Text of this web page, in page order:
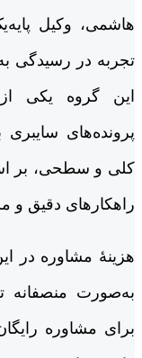
هاشمی، وکیل
تجربه در رسیدگی
این گروه یکی
پرونده‌های
کلی و سطحی، بر
راهکارهای دقیق و
هزینۀ مشاوره در
به‌صورت منصفانه
برای مشاوره